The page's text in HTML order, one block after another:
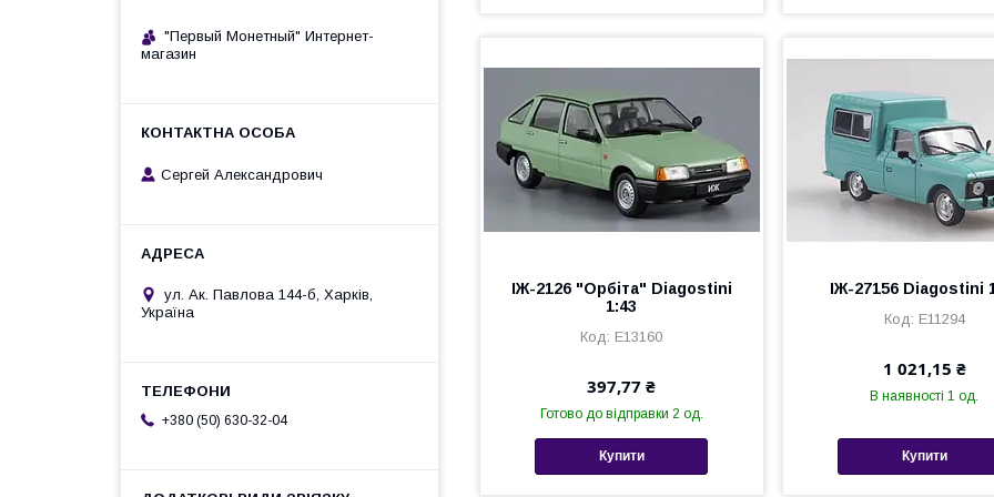
ІЖ-2126 "Орбіта" Diagostini
1:43
Е13160
397,77 ₴
Готово до відправки 2 од.
Купити
ІЖ-27156 Diagostini
Е11294
1 021,15 ₴
В наявності 1 од.
Купити
"Первый Монетный" Интернет-
магазин
Сергей Александрович
ул. Ак. Павлова 144-б, Харків,
Україна
+380 (50) 630-32-04